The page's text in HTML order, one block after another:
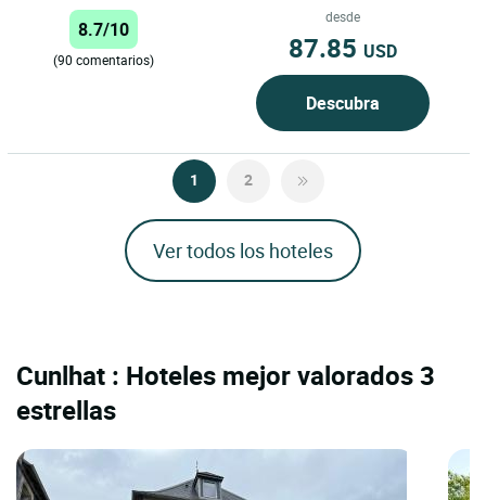
8.7/10
(90 comentarios)
desde
87.85 USD
Descubra
1 2
Ver todos los hoteles
Cunlhat : Hoteles mejor valorados 3
estrellas